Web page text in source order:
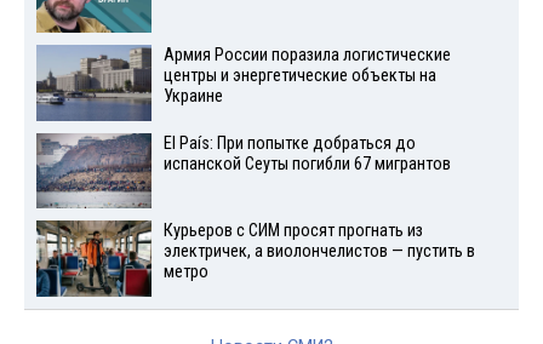
Армия России поразила логистические
центры и энергетические объекты на
Украине
El País: При попытке добраться до
испанской Сеуты погибли 67 мигрантов
Курьеров с СИМ просят прогнать из
электричек, а виолончелистов — пустить в
метро